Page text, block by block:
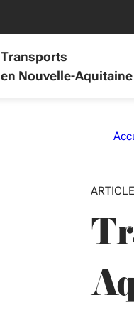
Transports
en Nouvelle-Aquitaine